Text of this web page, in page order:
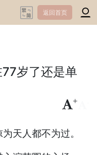
返回首页
岁了还是单
+
天人都不为过。